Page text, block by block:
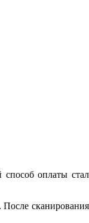
оплаты стал
После сканирования